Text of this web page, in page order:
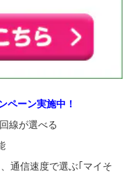
ペーン実施中！
線が選べる
通信速度で選ぶ｢マイそ